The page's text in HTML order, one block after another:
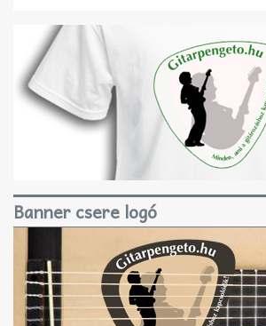
Banner csere logó